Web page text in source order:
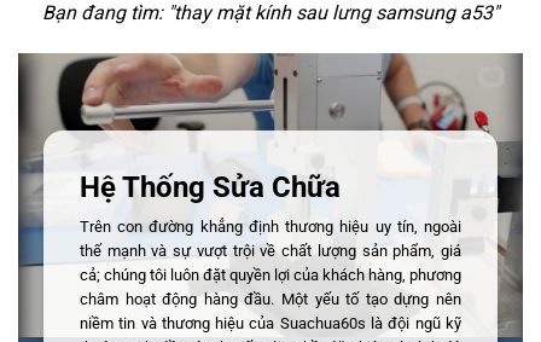
Bạn đang tìm: "thay mặt kính sau lưng samsung a53"
Hệ Thống Sửa Chữa
Trên con đường khẳng định thương hiệu uy tín, ngoài
thế mạnh và sự vượt trội về chất lượng sản phẩm, giá
cả; chúng tôi luôn đặt quyền lợi của khách hàng, phương
châm hoạt động hàng đầu. Một yếu tố tạo dựng nên
niềm tin và thương hiệu của Suachua60s là đội ngũ kỹ